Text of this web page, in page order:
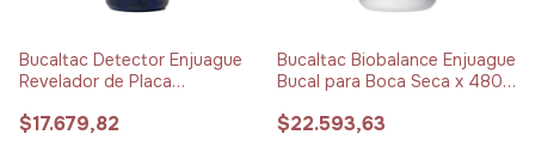
Bucaltac Detector Enjuague
Revelador de Placa
$17.679,82
Bucaltac Biobalance Enjuague
Bucal para Boca Seca x 480
$22.593,63